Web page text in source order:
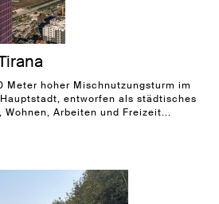
Meter hoher Mischnutzungsturm im
entworfen als städtisches
Wohnen, Arbeiten und Freizeit...